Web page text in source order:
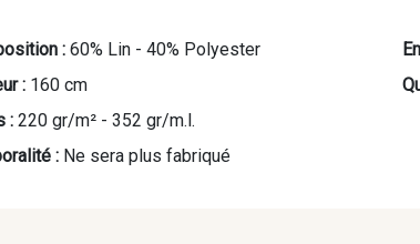
: 60% Lin - 40% Polyester
: 160 cm
: 220 gr/m² - 352 gr/m.l.
: Ne sera plus fabriqué